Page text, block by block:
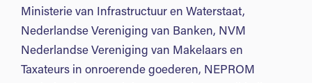
Ministerie van Infrastructuur en Waterstaat,
Nederlandse Vereniging van Banken, NVM
Nederlandse Vereniging van Makelaars en
Taxateurs in onroerende goederen, NEPROM